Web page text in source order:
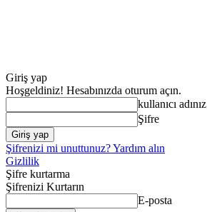
Giriş yap
Hoşgeldiniz! Hesabınızda oturum açın.
kullanıcı adınız
Şifre
Şifrenizi mi unuttunuz? Yardım alın
Gizlilik
Şifre kurtarma
Şifrenizi Kurtarın
E-posta